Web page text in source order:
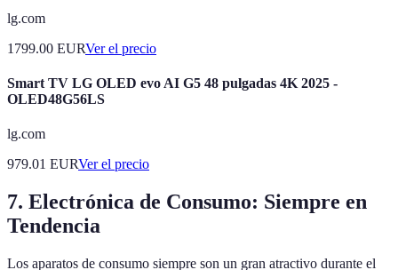
lg.com
1799.00 EURVer el precio
Smart TV LG OLED evo AI G5 48 pulgadas 4K 2025 -
OLED48G56LS
lg.com
979.01 EURVer el precio
7. Electrónica de Consumo: Siempre en
Tendencia
Los aparatos de consumo siempre son un gran atractivo durante el